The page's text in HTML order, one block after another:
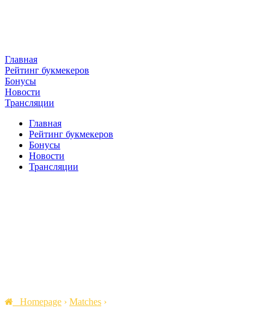
Главная
Рейтинг букмекеров
Бонусы
Новости
Трансляции
Главная
Рейтинг букмекеров
Бонусы
Новости
Трансляции
Homepage › Matches ›